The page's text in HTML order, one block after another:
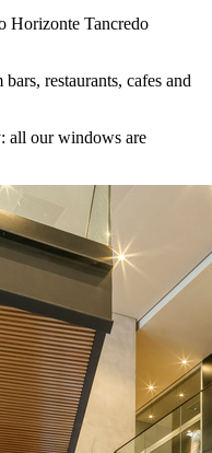
Horizonte Tancredo
restaurants, cafes and
all our windows are